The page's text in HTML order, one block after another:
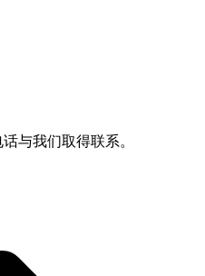
与我们取得联系。